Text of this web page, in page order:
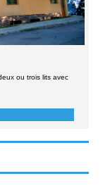
ou trois lits avec